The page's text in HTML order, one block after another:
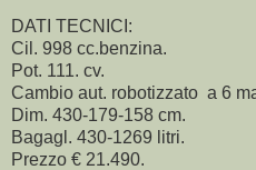
DATI TECNICI:
Cil. 998 cc.benzina.
Pot. 111. cv.
Cambio aut. robotizzato a 6
Dim. 430-179-158 cm.
Bagagl. 430-1269 litri.
Prezzo € 21.490.